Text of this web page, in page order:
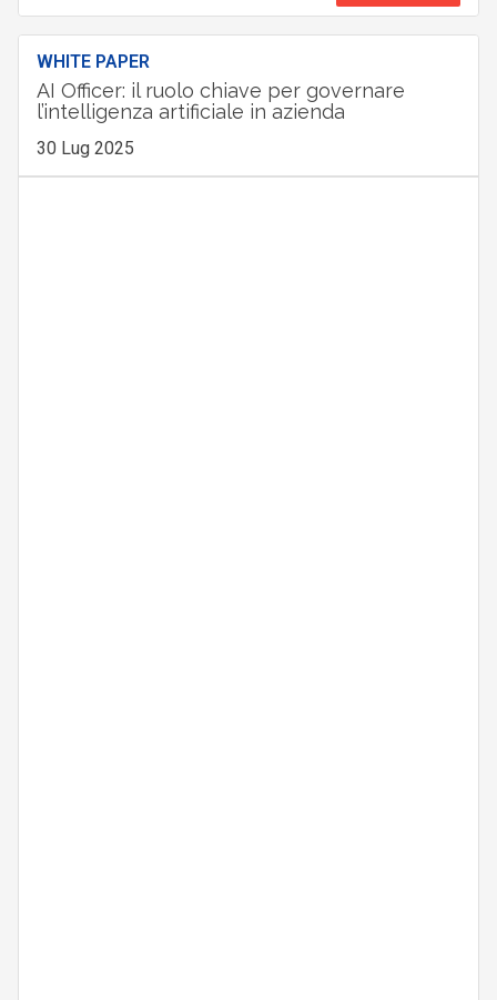
WHITE PAPER
AI Officer: il ruolo chiave per governare
l’intelligenza artificiale in azienda
30 Lug 2025